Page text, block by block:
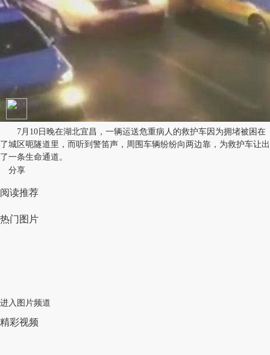
7月10日晚在湖北宜昌，一辆运送危重病人的救护车因为拥堵被困在
了城区呃隧道里，而听到警笛声，周围车辆纷纷向两边靠，为救护车让出
了一条生命通道。
分享
阅读推荐
热门图片
进入图片频道
精彩视频